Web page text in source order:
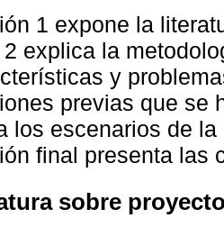
1 expone la
explica la
y
previas que se
los escenarios de
final presenta las
sobre